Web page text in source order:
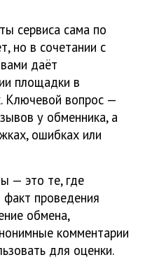
сервиса сама по
но в сочетании с
даёт
площадки в
Ключевой вопрос —
у обменника, а
ошибках или
— это те, где
факт проведения
обмена,
комментарии
для оценки.